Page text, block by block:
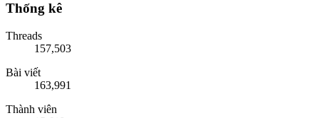
Thống kê
Threads
157,503
Bài viết
163,991
Thành viên